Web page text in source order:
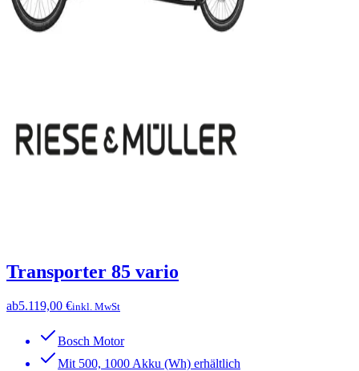
Transporter 85 vario
ab5.119,00 €inkl. MwSt
Bosch Motor
Mit 500, 1000 Akku (Wh) erhältlich